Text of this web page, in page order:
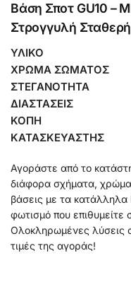
Βάση Σποτ GU10 –
Στρογγυλή
ΥΛΙΚΟ
ΧΡΩΜΑ ΣΩΜΑΤΟΣ
ΣΤΕΓΑΝΟΤΗΤΑ
ΔΙΑΣΤΑΣΕΙΣ
ΚΟΠΗ
ΚΑΤΑΣΚΕΥΑΣΤΗΣ
Αγοράστε από το
διάφορα σχήματα,
βάσεις με τα κατάλληλα
φωτισμό που επιθυμείτε
Ολοκληρωμένες λύσεις
τιμές της αγοράς!